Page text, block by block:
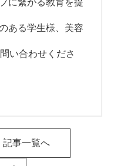
ある学生様、美容
い合わせくださ
記事一覧へ